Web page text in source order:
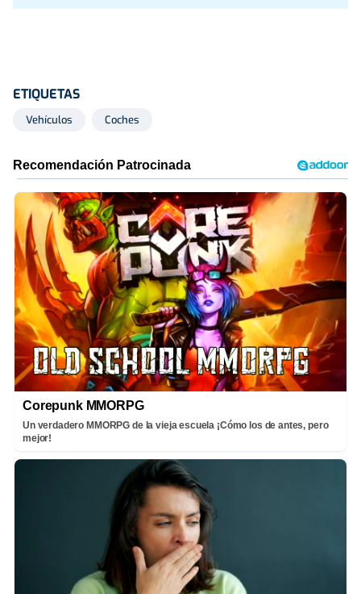
ETIQUETAS
Vehículos Coches
Corepunk MMORPG
Un verdadero MMORPG de la vieja escuela ¡Cómo los de antes, pero
mejor!